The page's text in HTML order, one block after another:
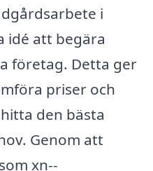
i
idé att begära
företag. Detta ger
priser och
den bästa
Genom att
xn--